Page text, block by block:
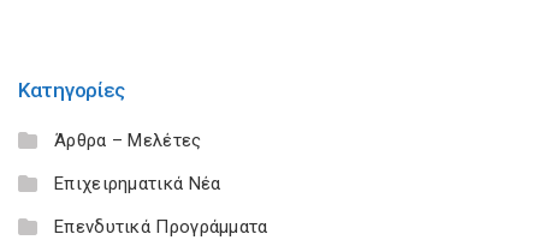
Κατηγορίες
Άρθρα – Μελέτες
Επιχειρηματικά Νέα
Επενδυτικά Προγράμματα